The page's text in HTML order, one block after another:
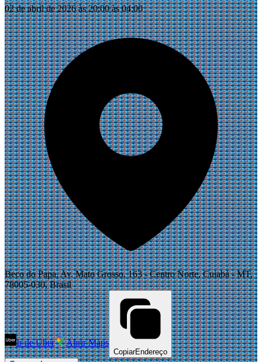
02 de abril de 2026 às 20:00 às 04:00
Beco do Papa, Av. Mato Grosso, 163 - Centro Norte, Cuiabá - MT,
78005-030, Brasil
Ir de Uber Abrir Maps
CopiarEndereço